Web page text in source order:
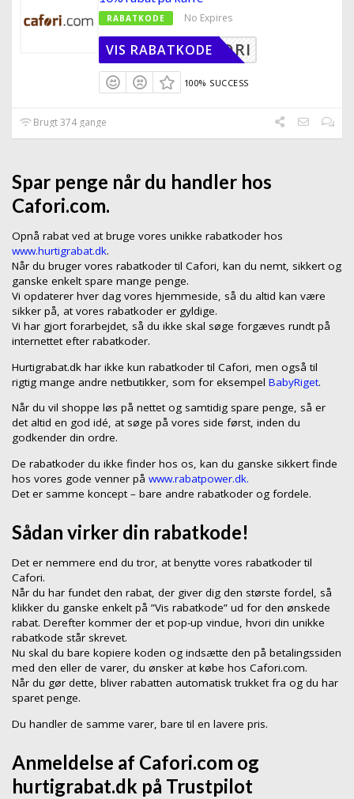
RABATKODE No Expires
10CAFORI
VIS RABATKODE
100% SUCCESS
Brugt 374 gange
Spar penge når du handler hos
Cafori.com.
Opnå rabat ved at bruge vores unikke rabatkoder hos
www.hurtigrabat.dk.
Når du bruger vores rabatkoder til Cafori, kan du nemt, sikkert og
ganske enkelt spare mange penge.
Vi opdaterer hver dag vores hjemmeside, så du altid kan være
sikker på, at vores rabatkoder er gyldige.
Vi har gjort forarbejdet, så du ikke skal søge forgæves rundt på
internettet efter rabatkoder.
Hurtigrabat.dk har ikke kun rabatkoder til Cafori, men også til
rigtig mange andre netbutikker, som for eksempel BabyRiget.
Når du vil shoppe løs på nettet og samtidig spare penge, så er
det altid en god idé, at søge på vores side først, inden du
godkender din ordre.
De rabatkoder du ikke finder hos os, kan du ganske sikkert finde
hos vores gode venner på www.rabatpower.dk.
Det er samme koncept – bare andre rabatkoder og fordele.
Sådan virker din rabatkode!
Det er nemmere end du tror, at benytte vores rabatkoder til
Cafori.
Når du har fundet den rabat, der giver dig den største fordel, så
klikker du ganske enkelt på ”Vis rabatkode” ud for den ønskede
rabat. Derefter kommer der et pop-up vindue, hvori din unikke
rabatkode står skrevet.
Nu skal du bare kopiere koden og indsætte den på betalingssiden
med den eller de varer, du ønsker at købe hos Cafori.com.
Når du gør dette, bliver rabatten automatisk trukket fra og du har
sparet penge.
Du handler de samme varer, bare til en lavere pris.
Anmeldelse af Cafori.com og
hurtigrabat.dk på Trustpilot